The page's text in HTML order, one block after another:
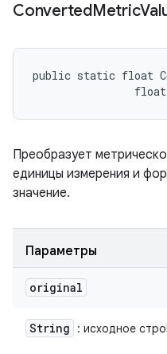
ConvertedMetric
public static float
Преобразует
единицы измерения и
значение.
Параметры
original
String : исходное